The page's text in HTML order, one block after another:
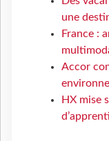
une
France :
Accor
HX mise